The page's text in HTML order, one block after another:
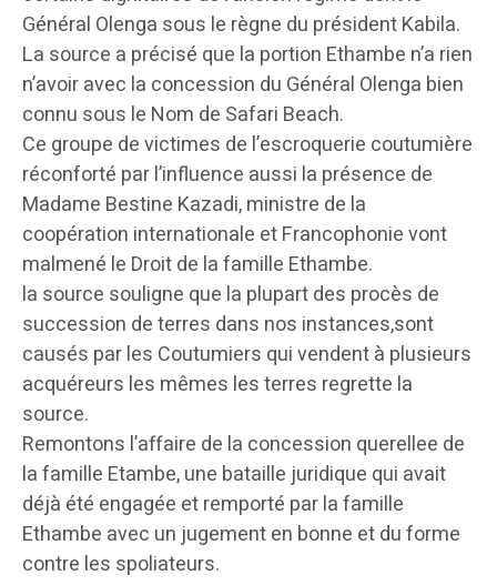
Général Olenga sous le règne du président Kabila.
La source a précisé que la portion Ethambe n’a rien
n’avoir avec la concession du Général Olenga bien
connu sous le Nom de Safari Beach.
Ce groupe de victimes de l’escroquerie coutumière
réconforté par l’influence aussi la présence de
Madame Bestine Kazadi, ministre de la
coopération internationale et Francophonie vont
malmené le Droit de la famille Ethambe.
la source souligne que la plupart des procès de
succession de terres dans nos instances,sont
causés par les Coutumiers qui vendent à plusieurs
acquéreurs les mêmes les terres regrette la
source.
Remontons l’affaire de la concession querellee de
la famille Etambe, une bataille juridique qui avait
déjà été engagée et remporté par la famille
Ethambe avec un jugement en bonne et du forme
contre les spoliateurs.